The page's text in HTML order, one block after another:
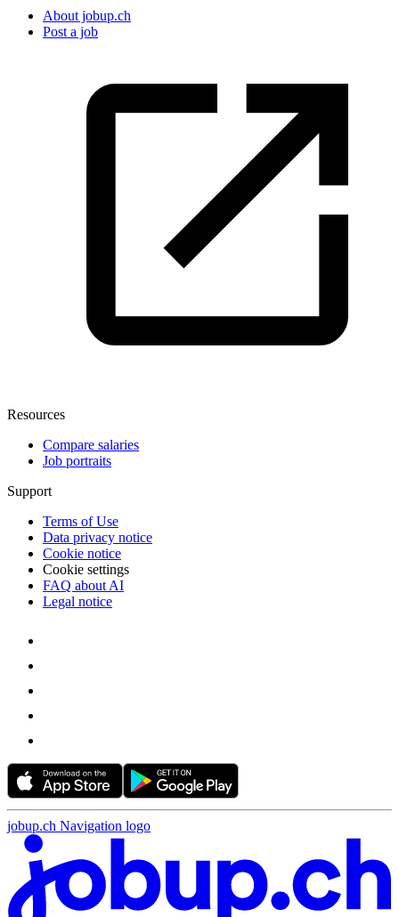
About jobup.ch
Post a job
Resources
Compare salaries
Job portraits
Support
Terms of Use
Data privacy notice
Cookie notice
Cookie settings
FAQ about AI
Legal notice
jobup.ch Navigation logo